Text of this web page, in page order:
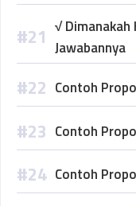
√ Dimanakah
Jawabannya
Contoh
Contoh
Contoh